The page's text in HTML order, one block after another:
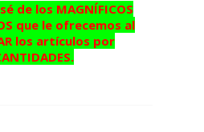
de los MAGNÍFICOS
que le ofrecemos al
los artículos por